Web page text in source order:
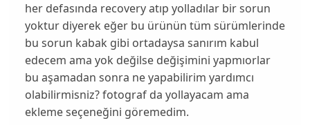
her defasında recovery atıp yolladılar bir sorun
yoktur diyerek eğer bu ürünün tüm sürümlerinde
bu sorun kabak gibi ortadaysa sanırım kabul
edecem ama yok değilse değişimini yapmıorlar
bu aşamadan sonra ne yapabilirim yardımcı
olabilirmisniz? fotograf da yollayacam ama
ekleme seçeneğini göremedim.